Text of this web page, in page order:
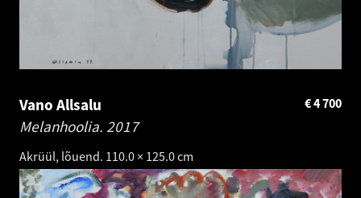
Vano Allsalu
Melanhoolia. 2017
Akrüül, lõuend. 110.0 × 125.0 cm
4 700
€